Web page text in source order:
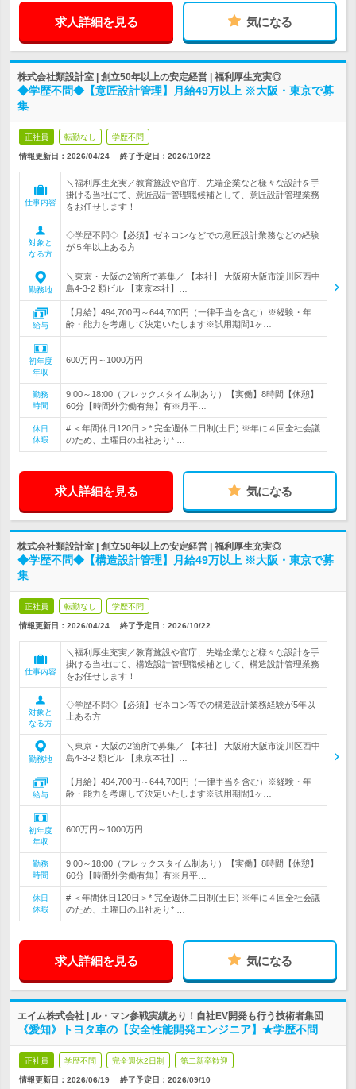
求人詳細を見る 気になる
株式会社類設計室 | 創立50年以上の安定経営 | 福利厚生充実◎
◆学歴不問◆【意匠設計管理】月給49万以上 ※大阪・東京で募
集
正社員 転勤なし 学歴不問
情報更新日：2026/04/24 終了予定日： 2026/10/22
仕事内容
＼福利厚生充実／教育施設や官庁、先端企業など様々な設計を手
掛ける当社にて、意匠設計管理職候補として、意匠設計管理業務
をお任せします！
対象と
なる方
◇学歴不問◇【必須】ゼネコンなどでの意匠設計業務などの経験
が５年以上ある方
勤務地
＼東京・大阪の2箇所で募集／ 【本社】 大阪府大阪市淀川区西中
島4-3-2 類ビル 【東京本社】…
給与
【月給】494,700円～644,700円（一律手当を含む）※経験・年
齢・能力を考慮して決定いたします※試用期間1ヶ…
初年度
年収
600万円～1000万円
勤務
時間
9:00～18:00（フレックスタイム制あり）【実働】8時間【休憩】
60分【時間外労働有無】有※月平…
休日
休暇
# ＜年間休日120日＞* 完全週休二日制(土日) ※年に４回全社会議
のため、土曜日の出社あり* …
求人詳細を見る 気になる
株式会社類設計室 | 創立50年以上の安定経営 | 福利厚生充実◎
◆学歴不問◆【構造設計管理】月給49万以上 ※大阪・東京で募
集
正社員 転勤なし 学歴不問
情報更新日：2026/04/24 終了予定日： 2026/10/22
仕事内容
＼福利厚生充実／教育施設や官庁、先端企業など様々な設計を手
掛ける当社にて、構造設計管理職候補として、構造設計管理業務
をお任せします！
対象と
なる方
◇学歴不問◇【必須】ゼネコン等での構造設計業務経験が5年以
上ある方
勤務地
＼東京・大阪の2箇所で募集／ 【本社】 大阪府大阪市淀川区西中
島4-3-2 類ビル 【東京本社】…
給与
【月給】494,700円～644,700円（一律手当を含む）※経験・年
齢・能力を考慮して決定いたします※試用期間1ヶ…
初年度
年収
600万円～1000万円
勤務
時間
9:00～18:00（フレックスタイム制あり）【実働】8時間【休憩】
60分【時間外労働有無】有※月平…
休日
休暇
# ＜年間休日120日＞* 完全週休二日制(土日) ※年に４回全社会議
のため、土曜日の出社あり* …
求人詳細を見る 気になる
エイム株式会社 | ル・マン参戦実績あり！自社EV開発も行う技術者集団
《愛知》トヨタ車の【安全性能開発エンジニア】★学歴不問
正社員 学歴不問 完全週休2日制 第二新卒歓迎
情報更新日：2026/06/19 終了予定日： 2026/09/10